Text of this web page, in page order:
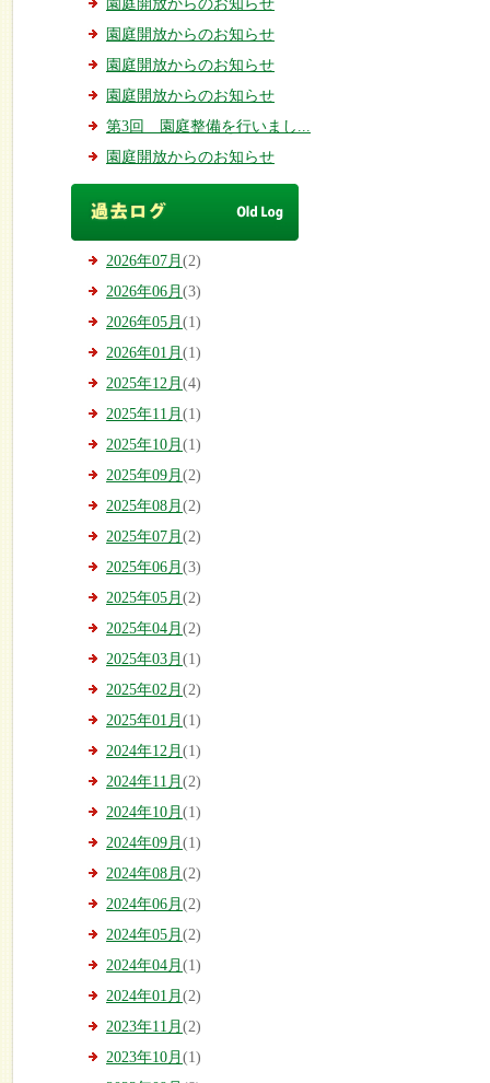
園庭開放からのお知らせ
園庭開放からのお知らせ
園庭開放からのお知らせ
園庭開放からのお知らせ
第3回 園庭整備を行いまし...
園庭開放からのお知らせ
2026年07月 (2)
2026年06月 (3)
2026年05月 (1)
2026年01月 (1)
2025年12月 (4)
2025年11月 (1)
2025年10月 (1)
2025年09月 (2)
2025年08月 (2)
2025年07月 (2)
2025年06月 (3)
2025年05月 (2)
2025年04月 (2)
2025年03月 (1)
2025年02月 (2)
2025年01月 (1)
2024年12月 (1)
2024年11月 (2)
2024年10月 (1)
2024年09月 (1)
2024年08月 (2)
2024年06月 (2)
2024年05月 (2)
2024年04月 (1)
2024年01月 (2)
2023年11月 (2)
2023年10月 (1)